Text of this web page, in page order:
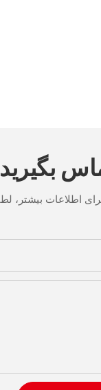
بگیرید